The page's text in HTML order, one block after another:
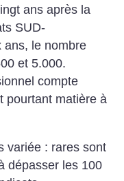
ans après la
SUD-
ans, le nombre
et 5.000.
compte
pourtant matière à
variée : rares sont
dépasser les 100